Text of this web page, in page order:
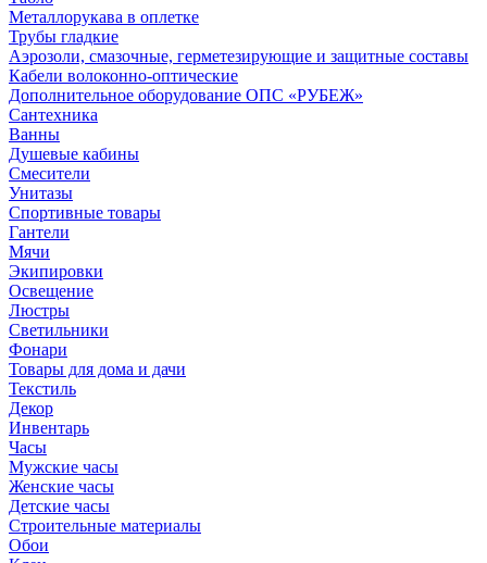
Металлорукава в оплетке
Трубы гладкие
Аэрозоли, смазочные, герметезирующие и защитные составы
Кабели волоконно-оптические
Дополнительное оборудование ОПС «РУБЕЖ»
Сантехника
Ванны
Душевые кабины
Смесители
Унитазы
Спортивные товары
Гантели
Мячи
Экипировки
Освещение
Люстры
Светильники
Фонари
Товары для дома и дачи
Текстиль
Декор
Инвентарь
Часы
Мужские часы
Женские часы
Детские часы
Строительные материалы
Обои